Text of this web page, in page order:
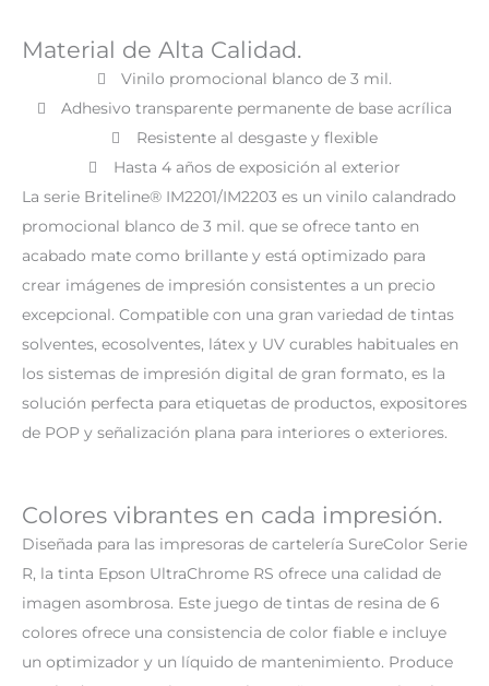
Material de Alta Calidad.
Vinilo promocional blanco de 3 mil.
Adhesivo transparente permanente de base acrílica
Resistente al desgaste y flexible
Hasta 4 años de exposición al exterior
La serie Briteline® IM2201/IM2203 es un vinilo calandrado
promocional blanco de 3 mil. que se ofrece tanto en
acabado mate como brillante y está optimizado para
crear imágenes de impresión consistentes a un precio
excepcional. Compatible con una gran variedad de tintas
solventes, ecosolventes, látex y UV curables habituales en
los sistemas de impresión digital de gran formato, es la
solución perfecta para etiquetas de productos, expositores
de POP y señalización plana para interiores o exteriores.
Colores vibrantes en cada impresión.
Diseñada para las impresoras de cartelería SureColor Serie
R, la tinta Epson UltraChrome RS ofrece una calidad de
imagen asombrosa. Este juego de tintas de resina de 6
colores ofrece una consistencia de color fiable e incluye
un optimizador y un líquido de mantenimiento. Produce